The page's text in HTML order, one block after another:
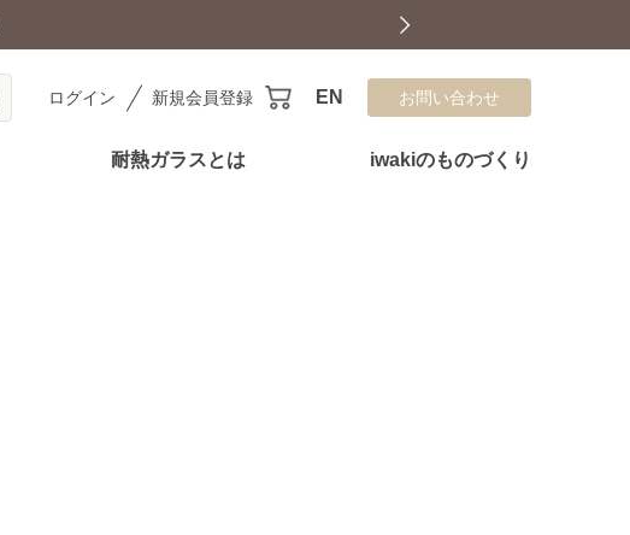
ログイン 新規会員登録 EN お問い合わせ
耐熱ガラスとは iwakiのものづくり